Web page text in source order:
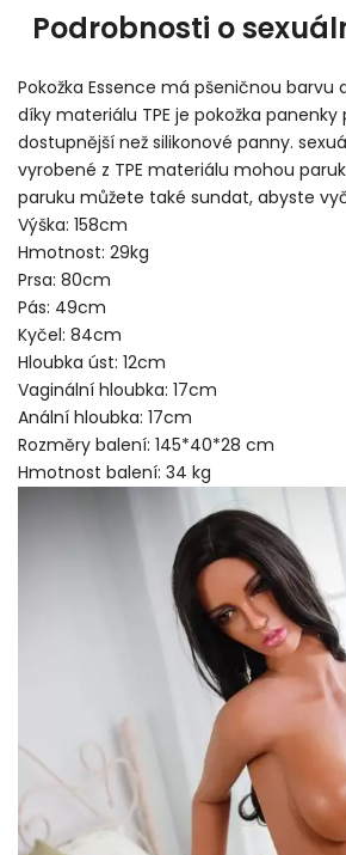
Podrobnosti o
Pokožka Essence má pšeničnou barvu
díky materiálu TPE je pokožka panenky
dostupnější než silikonové panny.
vyrobené z TPE materiálu mohou
paruku můžete také sundat, abyste
Výška: 158cm
Hmotnost: 29kg
Prsa: 80cm
Pás: 49cm
Kyčel: 84cm
Hloubka úst: 12cm
Vaginální hloubka: 17cm
Anální hloubka: 17cm
Rozměry balení: 145*40*28 cm
Hmotnost balení: 34 kg